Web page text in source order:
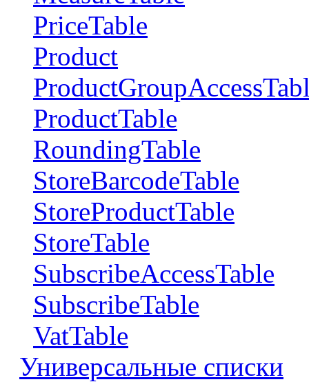
PriceTable
Product
ProductTable
RoundingTable
StoreBarcodeTable
StoreProductTable
StoreTable
SubscribeAccessTable
SubscribeTable
VatTable
Универсальные списки